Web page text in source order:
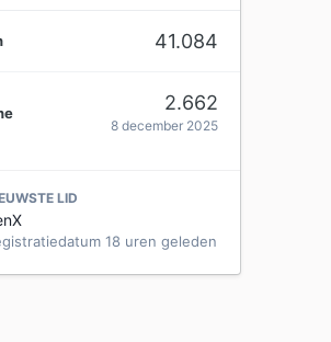
41.084
2.662
8 december 2025
LID
18 uren geleden